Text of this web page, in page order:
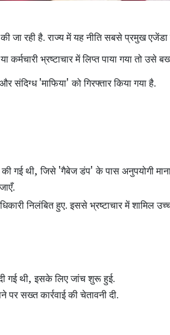
जा रही है. राज्य में यह नीति सबसे प्रमुख
कर्मचारी भ्रष्टाचार में लिप्त पाया गया तो उसे
और संदिग्ध 'माफिया'को गिरफ्तार किया गया है.
गई थी,जिसे 'गैबेज डंप'के पास अनुपयोगी
निलंबित हुए. इससे भ्रष्टाचार में शामिल
गई थी,इसके लिए जांच शुरू हुई.
सख्त कार्रवाई की चेतावनी दी.